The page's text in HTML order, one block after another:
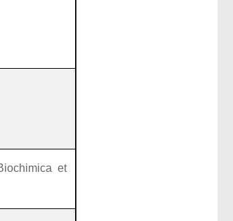
et